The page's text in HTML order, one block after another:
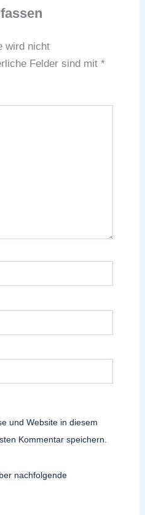
wird nicht
Felder sind mit *
und Website in diesem
Kommentar speichern.
nachfolgende